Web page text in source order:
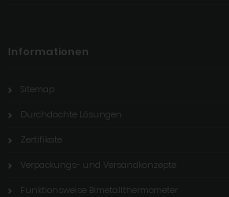
Informationen
Sitemap
Durchdachte Lösungen
Zertifikate
Verpackungs- und Versandkonzepte
Funktionsweise Bimetallthermometer